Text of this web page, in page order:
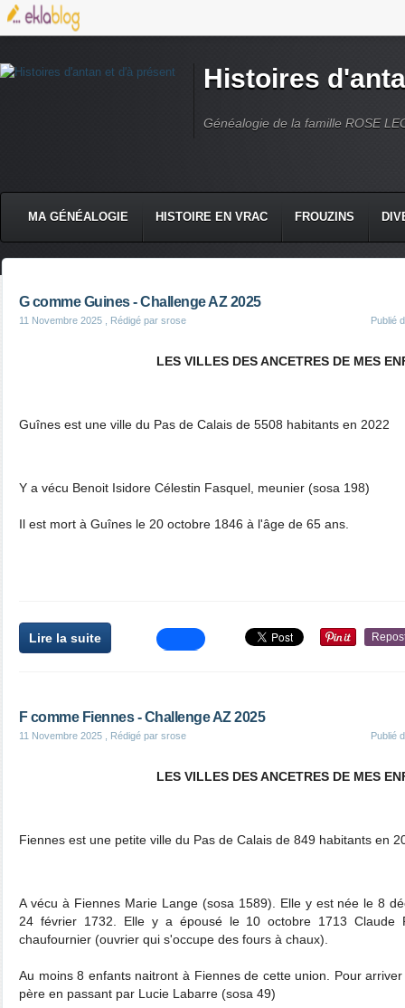
Histoires
Généalogie de la famille ROSE
MA GÉNÉALOGIE HISTOIRE EN VRAC FROUZINS
G comme Guines - Challenge AZ 2025
11 Novembre 2025 , Rédigé par srose Publié
LES VILLES DES ANCETRES DE MES
Guînes est une ville du Pas de Calais de 5508 habitants en 2022
Y a vécu Benoit Isidore Célestin Fasquel, meunier (sosa 198)
Il est mort à Guînes le 20 octobre 1846 à l'âge de 65 ans.
Lire la suite
F comme Fiennes - Challenge AZ 2025
11 Novembre 2025 , Rédigé par srose Publié
LES VILLES DES ANCETRES DE MES
Fiennes est une petite ville du Pas de Calais de 849 habitants en
A vécu à Fiennes Marie Lange (sosa 1589). Elle y est née le 8
24 février 1732. Elle y a épousé le 10 octobre 1713 Claude
chaufournier (ouvrier qui s'occupe des fours à chaux).
Au moins 8 enfants naitront à Fiennes de cette union. Pour
père en passant par Lucie Labarre (sosa 49)